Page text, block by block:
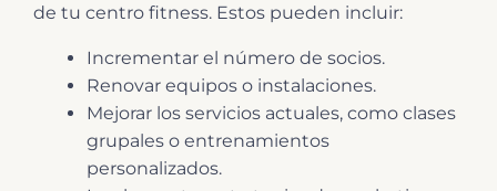
de tu centro fitness. Estos pueden incluir:
Incrementar el número de socios.
Renovar equipos o instalaciones.
Mejorar los servicios actuales, como clases
grupales o entrenamientos
personalizados.